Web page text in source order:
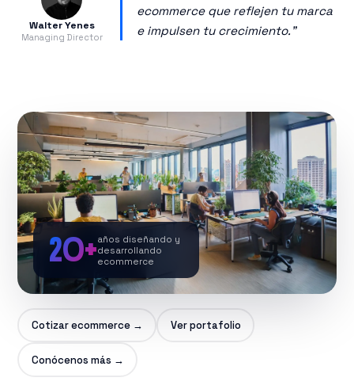
Walter Yenes
Managing Director
ecommerce que reflejen tu marca
e impulsen tu crecimiento."
▶
20+años diseñando y
desarrollando
ecommerce
Cotizar ecommerce → Ver portafolio
Conócenos más →